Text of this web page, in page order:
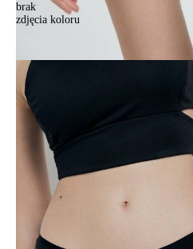
brak
zdjęcia koloru
Majtki damskie CE CONNECTED LB
Majtki damskie CE CONNECTED LB
54,90 zł
Kolory:
BRAK
ZDJĘCIA
BRAK
ZDJĘCIA
Rozmiary:
Tabela rozmiarów
94/S